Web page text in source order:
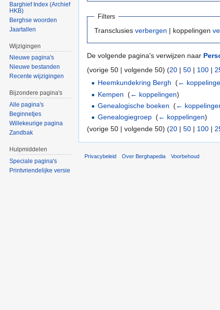
Filters
Transclusies verbergen | koppelingen
De volgende pagina's verwijzen naar
(vorige 50 | volgende 50) (20 | 50 | 100 |
Heemkundekring Bergh ‎(←
Kempen ‎(← koppelingen)
Genealogische boeken ‎(←
Genealogiegroep ‎(← koppelingen)
(vorige 50 | volgende 50) (20 | 50 | 100 |
Barghief Index (Archief
HKB)
Berghse woorden
Jaartallen
Wijzigingen
Nieuwe pagina's
Nieuwe bestanden
Recente wijzigingen
Bijzondere pagina's
Alle pagina's
Beginnetjes
Willekeurige pagina
Zandbak
Hulpmiddelen
Speciale pagina's
Printvriendelijke versie
Privacybeleid Over Berghapedia Voorbehoud